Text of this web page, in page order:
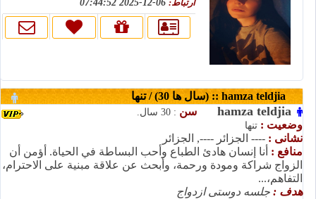
ارتباط:
hamza teldjia :: (سال ها 30) / تنها
hamza teldjia سن : 30 سال.
وضعیت : تنها
نشانی : ---- الجزائر ----, الجزائر
منافع : أنا إنسان هادئ الطباع وأحب البساطة في الحياة. أؤمن أن
الزواج شراكة ومودة ورحمة، وأبحث عن علاقة مبنية على الاحترام،
التفاهم،...
هدف : جلسه دوستی ازدواج